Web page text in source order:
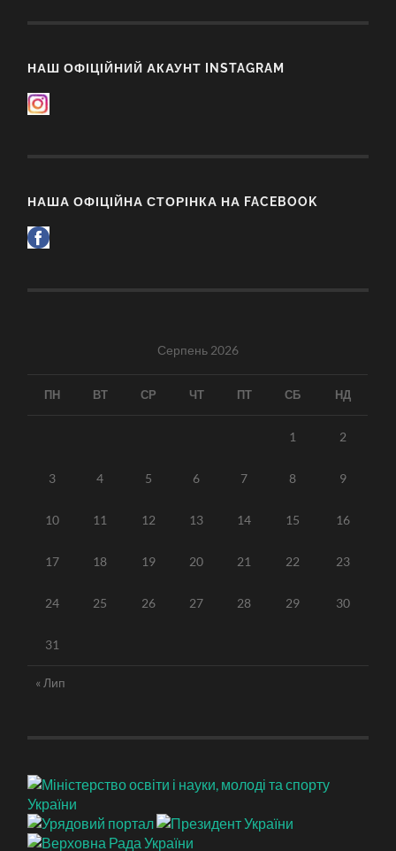
НАШ ОФІЦІЙНИЙ АКАУНТ INSTAGRAM
НАША ОФІЦІЙНА СТОРІНКА НА FACEBOOK
Серпень 2026
ПН ВТ СР ЧТ ПТ СБ НД
1 2
3 4 5 6 7 8 9
10 11 12 13 14 15 16
17 18 19 20 21 22 23
24 25 26 27 28 29 30
31
« Лип